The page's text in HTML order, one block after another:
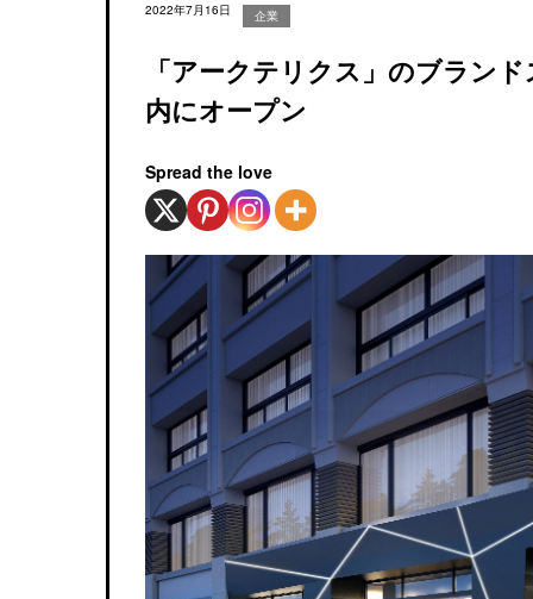
2022年7月16日 企業
「アークテリクス」のブラン
内にオープン
Spread the love